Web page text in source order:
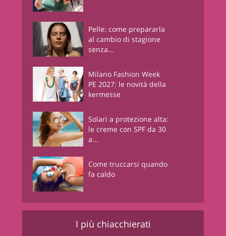
Pelle: come prepararla
al cambio di stagione
senza...
Milano Fashion Week
PE 2027: le novità della
kermesse
Solari a protezione alta:
le creme con SPF da 30
a...
Come truccarsi quando
fa caldo
I più chiacchierati